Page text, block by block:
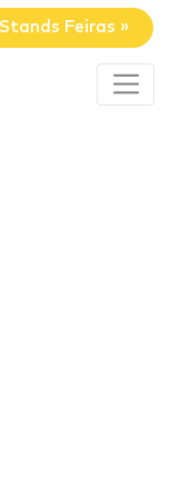
Stands Feiras »